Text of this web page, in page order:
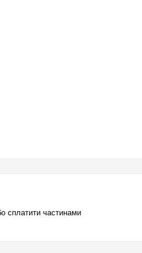
сплатити частинами